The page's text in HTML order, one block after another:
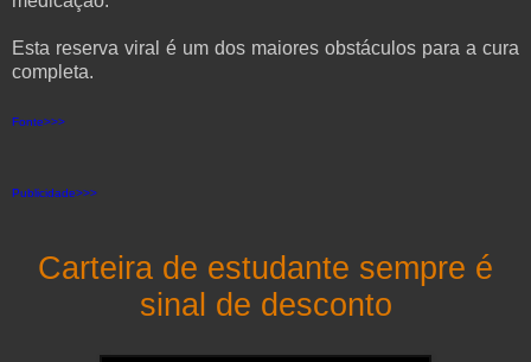
Esta reserva viral é um dos maiores obstáculos para a cura
completa.
Fonte>>>
Publicidade>>>
Carteira de estudante sempre é
sinal de desconto